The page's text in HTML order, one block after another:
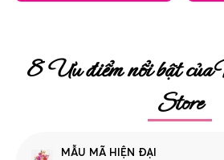
8 Ưu điểm nổi bật
Store
MẪU MÃ HIỆN ĐẠI